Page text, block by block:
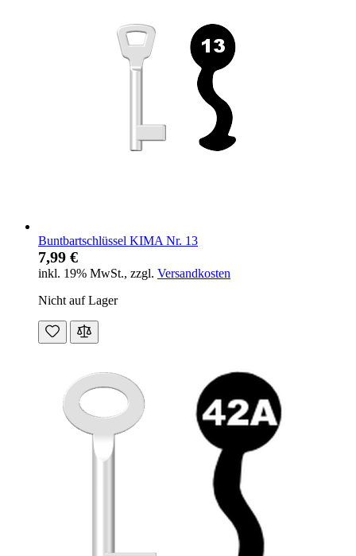
Buntbartschlüssel KIMA Nr. 13
7,99 €
inkl. 19% MwSt., zzgl. Versandkosten
Nicht auf Lager